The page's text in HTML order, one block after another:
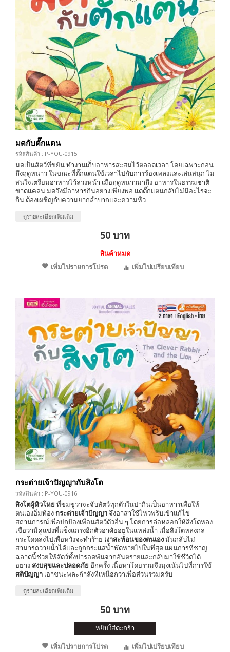
มดกับตั๊กแตน
รหัสสินค้า : P-YOU-0915
มดเป็นสัตว์ที่ขยัน ทำงานเก็บอาหารสะสมไว้ตลอดเวลา โดยเฉพาะก่อน
ถึงฤดูหนาว ในขณะที่ตั๊กแตนใช้เวลาไปกับการร้องเพลงและเล่นสนุก ไม่
สนใจเตรียมอาหารไว้ล่วงหน้า เมื่อฤดูหนาวมาถึง อาหารในธรรมชาติ
ขาดแคลน มดจึงมีอาหารกินอย่างเพียงพอ แต่ตั๊กแตนกลับไม่มีอะไรจะ
กิน ต้องเผชิญกับความยากลำบากและความหิว
ดูรายละเอียดเพิ่มเติม
50 บาท
สินค้าหมด
เพิ่มไปรายการโปรด
เพิ่มไปเปรียบเทียบ
กระต่ายเจ้าปัญญากับสิงโต
รหัสสินค้า : P-YOU-0916
สิงโตผู้หิวโหย ที่ข่มขู่ว่าจะจับสัตว์ทุกตัวในป่ากินเป็นอาหารเพื่อให้
ตนเองอิ่มท้องกระต่ายเจ้าปัญญาจึงอาสาใช้ไหวพริบเข้าแก้ไข
สถานการณ์เพื่อปกป้องเพื่อนสัตว์ตัวอื่น ๆ โดยการล่อหลอกให้สิงโตหลง
เชื่อว่ามีคู่แข่งที่แข็งแกร่งอีกตัวอาศัยอยู่ในแหล่งน้ำ เมื่อสิงโตหลงกล
กระโดดลงไปเพื่อหวังจะทำร้าย เงาสะท้อนของตนเองมันกลับไม่
สามารถว่ายน้ำได้และถูกกระแสน้ำพัดหายไปในที่สุด แผนการที่ชาญ
ฉลาดนี้ช่วยให้สัตว์ทั้งป่ารอดพ้นจากอันตรายและกลับมาใช้ชีวิตได้
อย่างสงบสุขและปลอดภัย อีกครั้ง เนื้อหาโดยรวมจึงมุ่งเน้นไปที่การใช้
สติปัญญา เอาชนะพละกำลังที่เหนือกว่าเพื่อส่วนรวมครับ
ดูรายละเอียดเพิ่มเติม
50 บาท
หยิบใส่ตะกร้า
เพิ่มไปรายการโปรด
เพิ่มไปเปรียบเทียบ